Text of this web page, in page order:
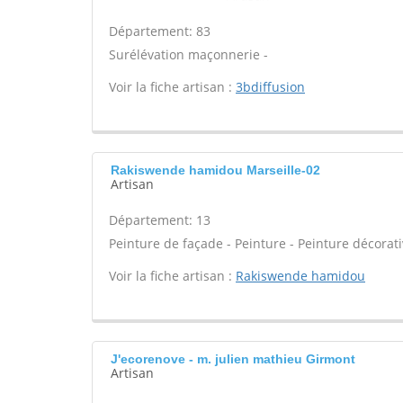
Département: 83
Surélévation maçonnerie -
Voir la fiche artisan : 3bdiffusion
Rakiswende hamidou Marseille-02
Artisan
Département: 13
Peinture de façade - Peinture - Peinture
Voir la fiche artisan : Rakiswende hamidou
J'ecorenove - m. julien mathieu Girmont
Artisan